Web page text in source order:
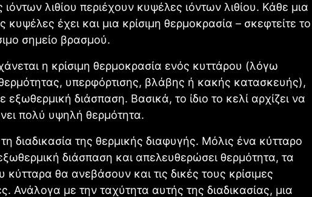
ιόντων λιθίου περιέχουν κυψέλες ιόντων λιθίου. Κάθε μια
κυψέλες έχει και μια κρίσιμη θερμοκρασία – σκεφτείτε το
σημείο βρασμού.
η κρίσιμη θερμοκρασία ενός κυττάρου (λόγω
υπερφόρτισης, βλάβης ή κακής κατασκευής),
εξωθερμική διάσπαση. Βασικά, το ίδιο το κελί αρχίζει να
πολύ υψηλή θερμότητα.
διαδικασία της θερμικής διαφυγής. Μόλις ένα κύτταρο
διάσπαση και απελευθερώσει θερμότητα, τα
κύτταρα θα ανεβάσουν και τις δικές τους κρίσιμες
Ανάλογα με την ταχύτητα αυτής της διαδικασίας, μια